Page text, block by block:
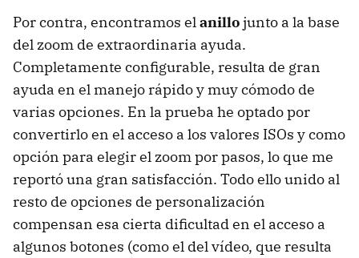
Por contra, encontramos el anillojunto a la base
del zoom de extraordinaria ayuda.
Completamente configurable, resulta de gran
ayuda en el manejo rápido y muy cómodo de
varias opciones. En la prueba he optado por
convertirlo en el acceso a los valores ISOs y como
opción para elegir el zoom por pasos, lo que me
reportó una gran satisfacción. Todo ello unido al
resto de opciones de personalización
compensan esa cierta dificultad en el acceso a
algunos botones (como el del vídeo, que resulta